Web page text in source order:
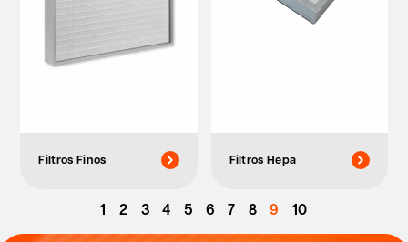
Filtros Finos Filtros Hepa
1 2 3 4 5 6 7 8 9 10